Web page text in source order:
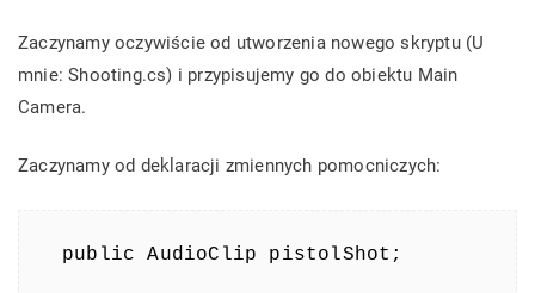
Zaczynamy oczywiście od utworzenia nowego skryptu (U
mnie: Shooting.cs) i przypisujemy go do obiektu Main
Camera.
Zaczynamy od deklaracji zmiennych pomocniczych:
public AudioClip pistolShot;